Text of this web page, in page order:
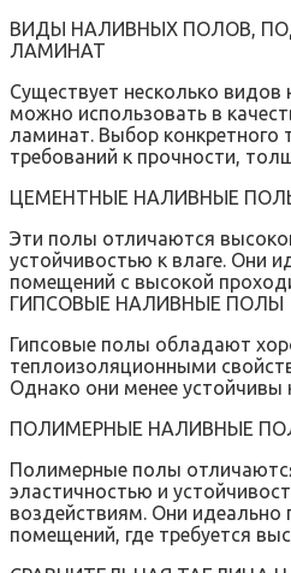
ВИДЫ НАЛИВНЫХ ПОЛОВ,
ЛАМИНАТ
Существует несколько
можно использовать в
ламинат. Выбор конкретного
требований к прочности,
ЦЕМЕНТНЫЕ НАЛИВНЫЕ
Эти полы отличаются
устойчивостью к влаге. Они
помещений с высокой
ГИПСОВЫЕ НАЛИВНЫЕ ПОЛЫ
Гипсовые полы обладают
теплоизоляционными
Однако они менее устойчивы
ПОЛИМЕРНЫЕ НАЛИВНЫЕ
Полимерные полы
эластичностью и
воздействиям. Они идеально
помещений, где требуется